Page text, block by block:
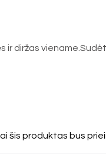
ir diržas
šis produktas bus